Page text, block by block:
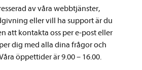
av våra webbtjänster,
eller vill ha support är du
att kontakta oss per e-post eller
dig med alla dina frågor och
öppettider är 9.00 – 16.00.